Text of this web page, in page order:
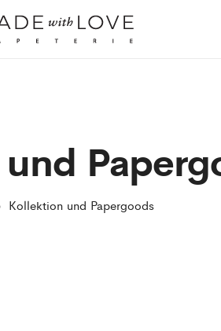
Kollektion und Papergoods